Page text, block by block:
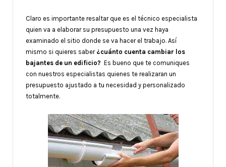
Claro es importante resaltar que es el técnico especialista
quien va a elaborar su presupuesto una vez haya
examinado el sitio donde se va hacer el trabajo. Así
mismo si quieres saber ¿cuánto cuenta cambiar los
bajantes de un edificio? Es bueno que te comuniques
con nuestros especialistas quienes te realizaran un
presupuesto ajustado a tu necesidad y personalizado
totalmente.